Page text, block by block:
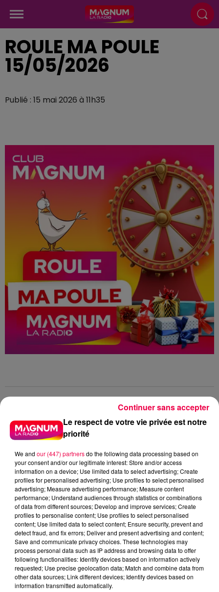
ROULE MA POULE
15/05/2026
Publié : 15 mai 2026 à 11h35
Jeu concours
Club Magnum
Magnum la Radio
Magnum
Radio
Meurthe et Moselle
Haute Marne
Alsace
Meuse Grand Est
Fred
NADEGE D'ARCHES REMPORTE SES AIRPODS 4
APPLE
0:00 2 min 10 sec
15 mai 2026 - 2 min 10 sec
Le respect de votre vie privée est notre
priorité
We and our (447) partnersdo the following data processing based on
your consent and/or our legitimate interest: Store and/or access
information on a device; Use limited data to select advertising; Create
profiles for personalised advertising; Use profiles to select personalised
advertising; Measure advertising performance; Measure content
performance; Understand audiences through statistics or combinations
of data from different sources; Develop and improve services; Create
profiles to personalise content; Use profiles to select personalised
content; Use limited data to select content; Ensure security, prevent and
detect fraud, and fix errors; Deliver and present advertising and content;
Save and communicate privacy choices. These technologies may
process personal data such as IP address and browsing data to offer
following functionalities: Identify devices based on information actively
requested; Use precise geolocation data; Match and combine data from
other data sources; Link different devices; Identify devices based on
information transmitted automatically.
Continuer sans accepter